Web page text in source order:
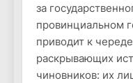
за
провинциальном
приводит к
раскрывающих
чиновников: их